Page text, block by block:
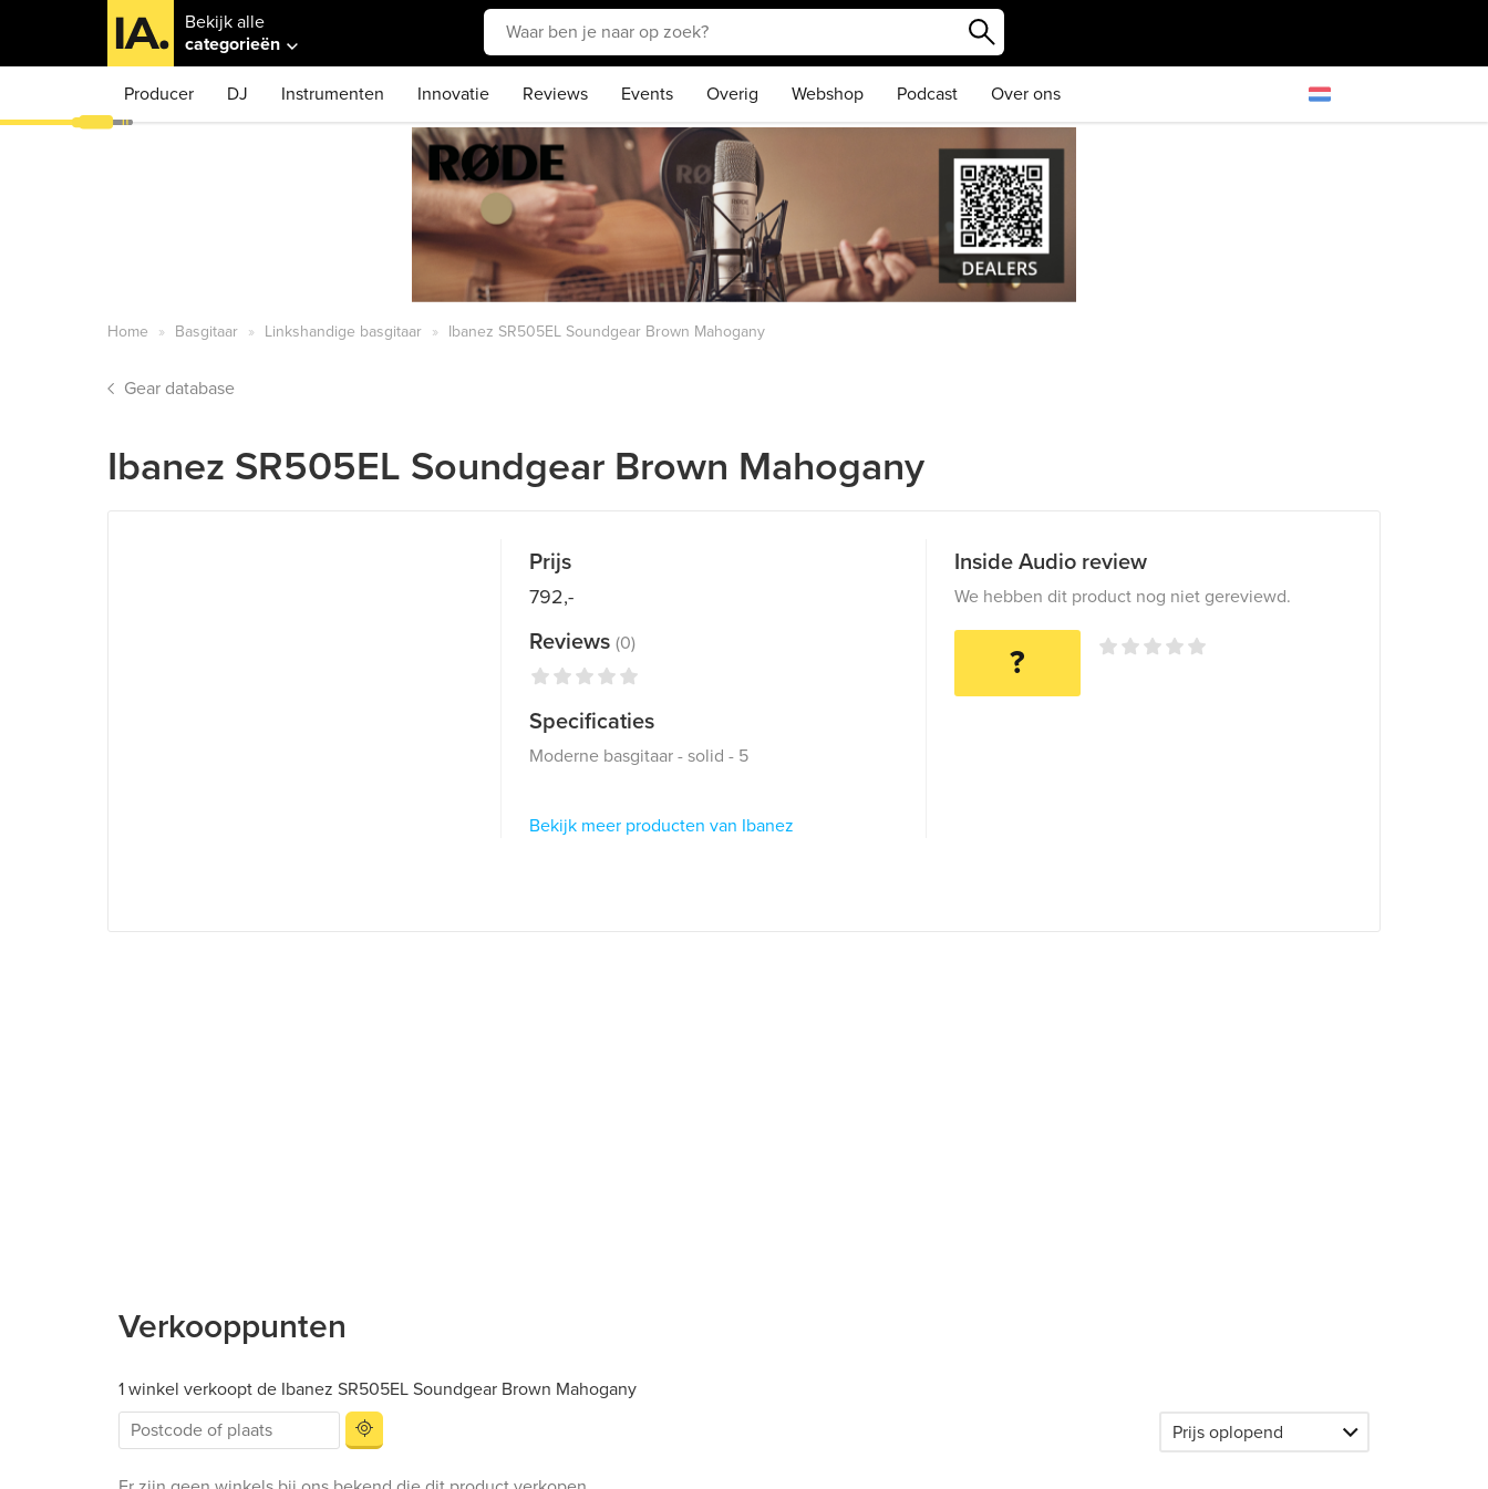
Bekijk alle
categorieën
Producer DJ Instrumenten Innovatie Reviews Events Overig Webshop Podcast Over ons
Home Basgitaar Linkshandige basgitaar Ibanez SR505EL Soundgear Brown Mahogany
Gear database
Ibanez SR505EL Soundgear Brown Mahogany
Prijs
792,-
Reviews(0)
Specificaties
Moderne basgitaar - solid - 5
Bekijk meer producten van Ibanez
Inside Audio review
We hebben dit product nog niet gereviewd.
?
Verkooppunten
1 winkel verkoopt de Ibanez SR505EL Soundgear Brown Mahogany